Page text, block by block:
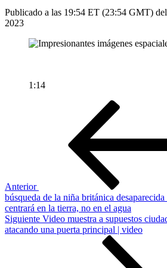
Publicado a las 19:54 ET (23:54 GMT)
2023
1:14
Anterior
búsqueda de la niña británica
centrará en la tierra, no en el agua
Siguiente
entrada
Siguiente Video muestra a supuestos
atacando una puerta principal | video